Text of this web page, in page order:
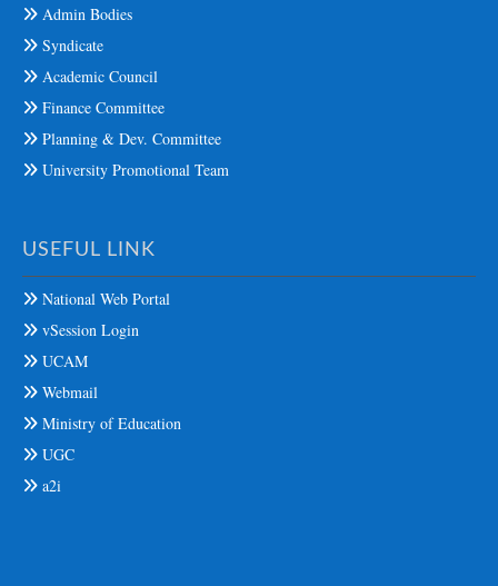
Admin Bodies
Syndicate
Academic Council
Finance Committee
Planning & Dev. Committee
University Promotional Team
USEFUL LINK
National Web Portal
vSession Login
UCAM
Webmail
Ministry of Education
UGC
a2i